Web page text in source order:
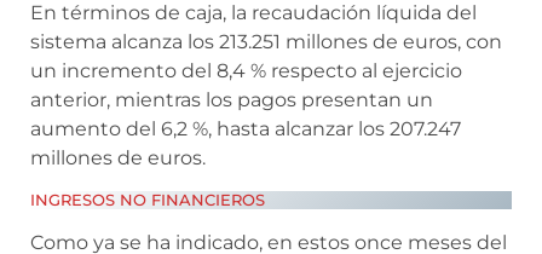
En términos de caja, la recaudación líquida del
sistema alcanza los 213.251 millones de euros, con
un incremento del 8,4 % respecto al ejercicio
anterior, mientras los pagos presentan un
aumento del 6,2 %, hasta alcanzar los 207.247
millones de euros.
INGRESOS NO FINANCIEROS
Como ya se ha indicado, en estos once meses del